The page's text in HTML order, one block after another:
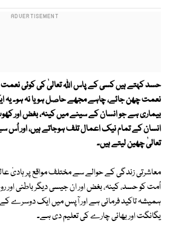
حسد کہتے ہیں کسی کے پاس اللہ تعالیٰ کی کوئی نعمت
نعمت چھن جائے، چاہے مجھے حاصل ہو یا نہ ہو۔ یہ
بیماری ہے جو انسان کے سینے میں کینہ، بغض اور
انسان کے تمام نیک اعمال تلف ہوجاتے ہیں، اور اُس
تعالیٰ چھین لیتے ہیں۔
معاشرتی زندگی کے حوالے سے مختلف مواقع پر ہادیٔ
اُمت کو حسد، کینہ، بغض اور ان جیسی دیگر باطنی اور
ہمیشہ تاکید فرمائی ہے اور آپس میں ایک دوسرے کے
یگانگت اور بھائی چارے کی تعلیم دی ہے۔